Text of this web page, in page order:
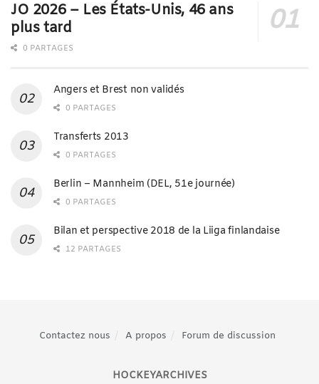
JO 2026 – Les États-Unis, 46 ans
plus tard
0 PARTAGES
Angers et Brest non validés
0 PARTAGES
Transferts 2013
0 PARTAGES
Berlin – Mannheim (DEL, 51e journée)
0 PARTAGES
Bilan et perspective 2018 de la Liiga finlandaise
12 PARTAGES
Contactez nous A propos Forum de discussion
HOCKEYARCHIVES